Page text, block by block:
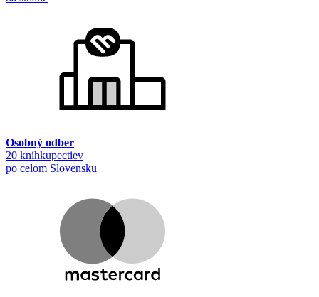
Osobný odber
20 kníhkupectiev
po celom Slovensku